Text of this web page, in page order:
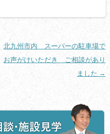
北九州市内 スーパーの駐車場で
お声がけいただき ご相談があり
ました →